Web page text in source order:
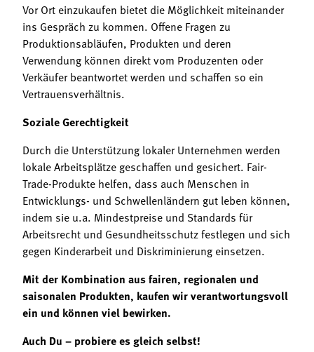
Vor Ort einzukaufen bietet die Möglichkeit miteinander
ins Gespräch zu kommen. Offene Fragen zu
Produktionsabläufen, Produkten und deren
Verwendung können direkt vom Produzenten oder
Verkäufer beantwortet werden und schaffen so ein
Vertrauensverhältnis.
Soziale Gerechtigkeit
Durch die Unterstützung lokaler Unternehmen werden
lokale Arbeitsplätze geschaffen und gesichert. Fair-
Trade-Produkte helfen, dass auch Menschen in
Entwicklungs- und Schwellenländern gut leben können,
indem sie u.a. Mindestpreise und Standards für
Arbeitsrecht und Gesundheitsschutz festlegen und sich
gegen Kinderarbeit und Diskriminierung einsetzen.
Mit der Kombination aus fairen, regionalen und
saisonalen Produkten, kaufen wir verantwortungsvoll
ein und können viel bewirken.
Auch Du – probiere es gleich selbst!